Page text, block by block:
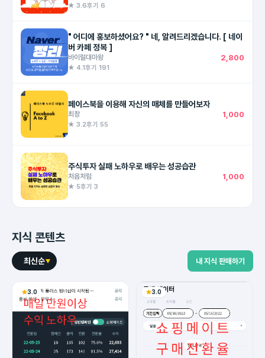
★ 3.6후기 6
" 어디에 홍보하셨어요? " 네, 알려드리겠습니다. [ 네이
버 카페 정복 ]
바이럴대마왕 2,800
★ 4.1후기 191
페이스북을 이용해 자신의 매체를 만들어보자
최창 1,000
★ 3.2후기 55
주식투자 실패 노하우로 배우는 성공습관
처음처럼 1,000
★ 5후기 3
지식 콘텐츠
최신순 내 지식 판매하기
3.0 3.0